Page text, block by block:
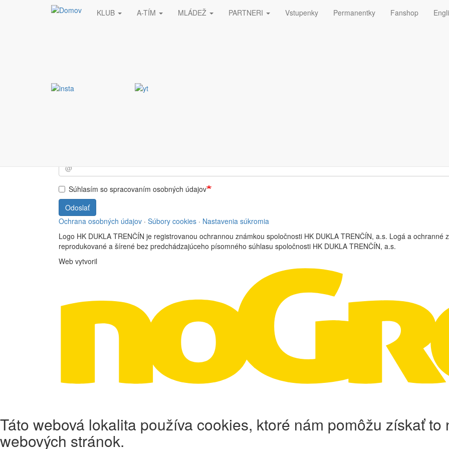
KLUB A-TÍM MLÁDEŽ PARTNERI Vstupenky Permanentky Fanshop
Vyžiadaná stránka nebola nájdená.
Súhlasím so spracovaním osobných údajov
Odoslať
Ochrana osobných údajov · Súbory cookies · Nastavenia súkromia
Logo HK DUKLA TRENČÍN je registrovanou ochrannou známkou spoločnosti HK DUKLA TRENČÍN, a.s. Logá a ochranné
reprodukované a šírené bez predchádzajúceho písomného súhlasu spoločnosti HK DUKLA TRENČÍN, a.s.
Web vytvoril
Táto webová lokalita používa cookies, ktoré nám pomôžu získať
webových stránok.